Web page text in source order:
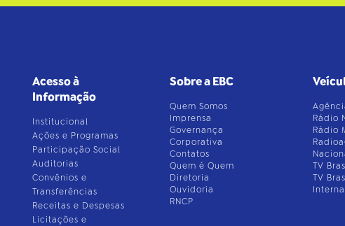
Acesso à
Informação
Institucional
Ações e Programas
Participação Social
Auditorias
Convênios e
Transferências
Receitas e Despesas
Licitações e
Sobre a EBC
Quem Somos
Imprensa
Governança
Corporativa
Contatos
Quem é Quem
Diretoria
Ouvidoria
RNCP
Rádio
Rádio
TV
TV